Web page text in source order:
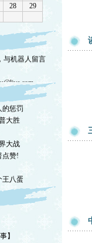
机器人留言
，敬请体谅。
注明出处！
络垃圾！
的惩罚
大胜
大战
点赞!
王八蛋
】